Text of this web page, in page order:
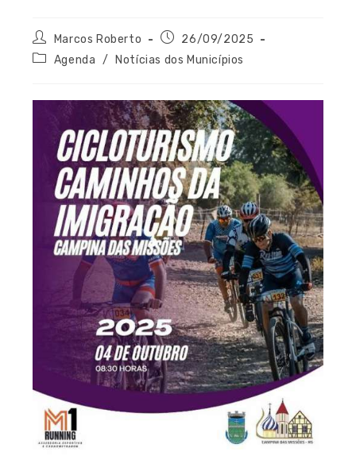
Marcos Roberto
26/09/2025
Agenda / Notícias dos Municípios